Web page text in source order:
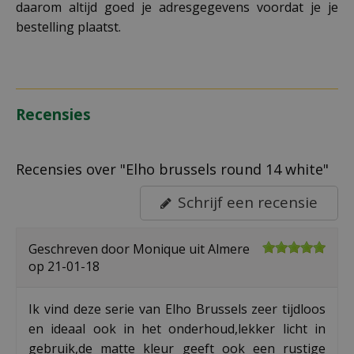
daarom altijd goed je adresgegevens voordat je je
bestelling plaatst.
Recensies
Recensies over "Elho brussels round 14 white"
Schrijf een recensie
Geschreven door Monique uit Almere
op 21-01-18
Ik vind deze serie van Elho Brussels zeer tijdloos
en ideaal ook in het onderhoud,lekker licht in
gebruik,de matte kleur geeft ook een rustige